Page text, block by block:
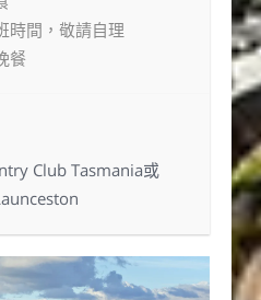
時間，敬請自理
餐
Club Tasmania或